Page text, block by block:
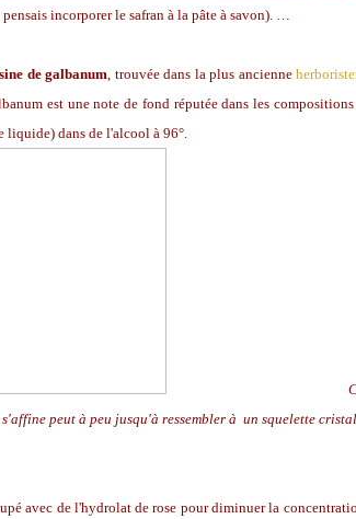
incorporer le safran à la pâte à savon). …
de galbanum, trouvée dans la plus ancienne
est une note de fond réputée dans les
liquide) dans de l'alcool à 96°.
C'est très
peut à peu jusqu'à ressembler à un squelette
avec de l'hydrolat de rose pour diminuer la